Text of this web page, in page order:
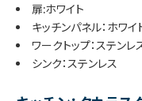
扉:ホワイト
キッチンパネル：ホワイ
ワークトップ：ステンレ
シンク：ステンレス